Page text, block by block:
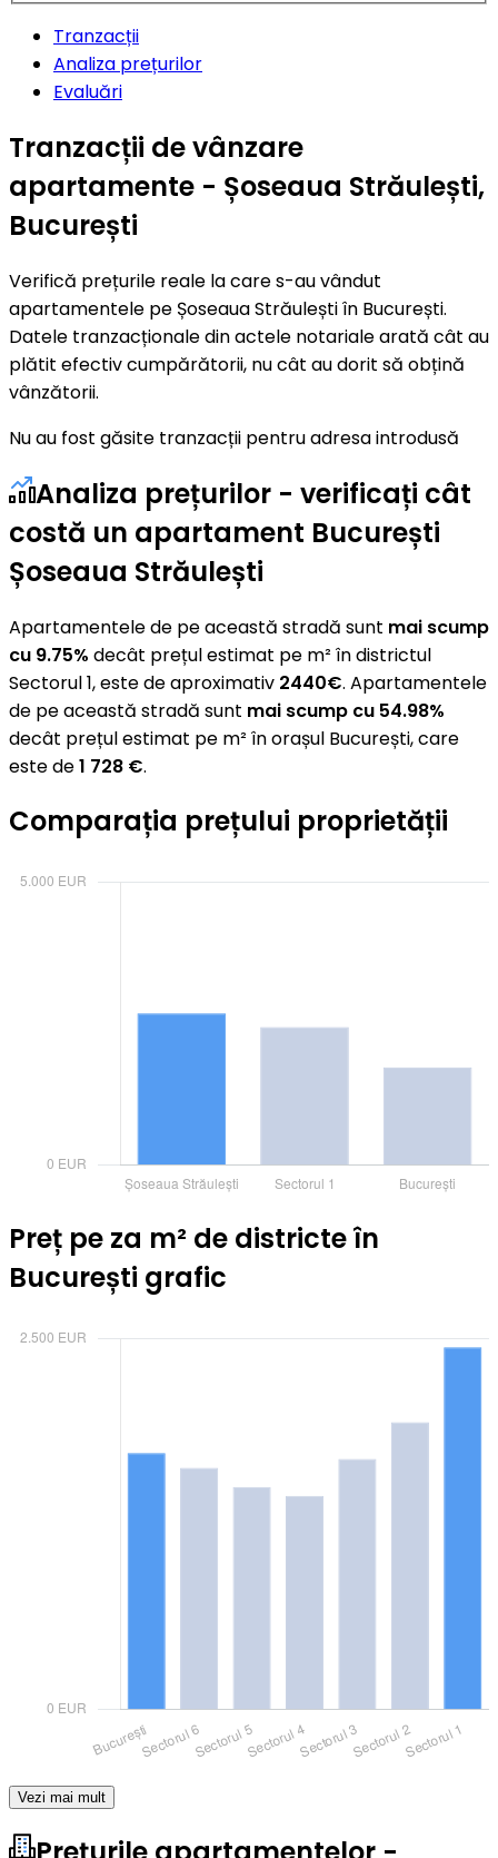
Tranzacții
Analiza prețurilor
Evaluări
Tranzacții de vânzare
apartamente - Șoseaua Străulești,
București
Verifică prețurile reale la care s-au vândut
apartamentele pe Șoseaua Străulești în București.
Datele tranzacționale din actele notariale arată cât au
plătit efectiv cumpărătorii, nu cât au dorit să obțină
vânzătorii.
Nu au fost găsite tranzacții pentru adresa introdusă
Analiza prețurilor - verificați cât
costă un apartament București
Șoseaua Străulești
Apartamentele de pe această stradă sunt mai scump
cu 9.75% decât prețul estimat pe m² în districtul
Sectorul 1, este de aproximativ 2440€. Apartamentele
de pe această stradă sunt mai scump cu 54.98%
decât prețul estimat pe m² în orașul București, care
este de1 728 €.
Comparația prețului proprietății
Preț pe za m² de districte în
București grafic
Vezi mai mult